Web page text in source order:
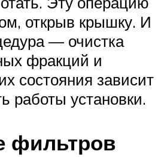
открыв крышку. И
— очистка
фракций и
состояния зависит
работы установки.
фильтров